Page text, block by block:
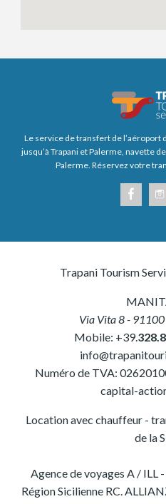
Le service de transfert de l’aéroport
jusqu’à Trapani et Palerme, navette
Palerme. Réservez votre
Trapani Tourism
Via Vita 8- 91100
Mobile: +39.
Numéro de TVA:
capital-
Location avec chauffeur -
de la
Agence de voyages A / ILL
Région Sicilienne RC.